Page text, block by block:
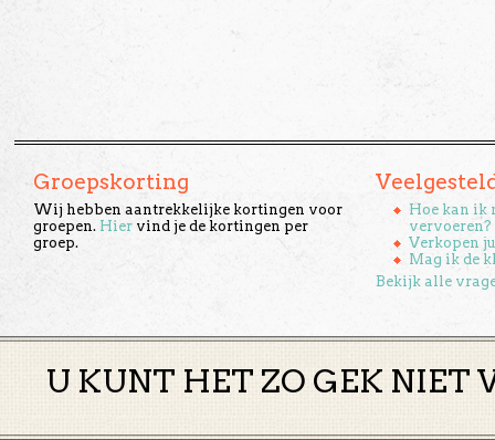
Groepskorting
Wij hebben aantrekkelijke kortingen voor
groepen. Hier vind je de kortingen per
groep.
Hoe kan ik
vervoeren?
Verkopen
Mag ik de
Bekijk alle
U KUNT HET ZO GEK NIET